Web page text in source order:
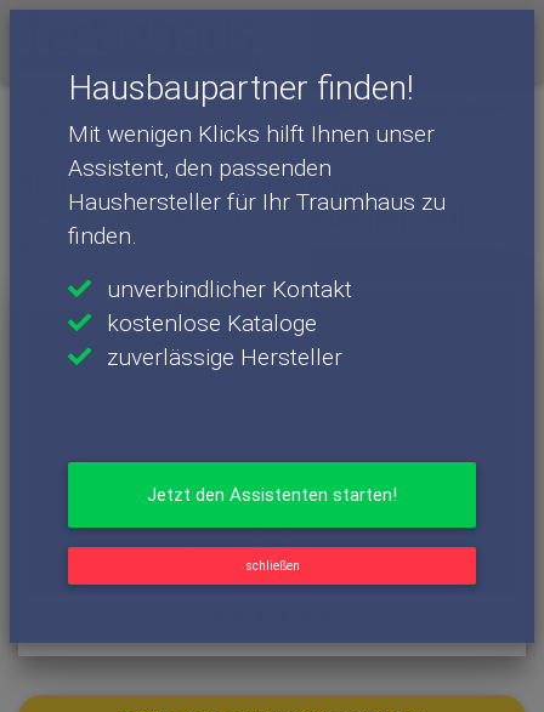
Hausbaupartner finden!
Mit wenigen Klicks hilft Ihnen unser
Assistent, den passenden
Haushersteller für Ihr Traumhaus zu
finden.
unverbindlicher Kontakt
kostenlose Kataloge
zuverlässige Hersteller
Jetzt den Assistenten starten!
schließen
Haushersteller
Eva
Einfamilienhaus: Fertighaus-
Schwedenhaus im nordischen Stil -